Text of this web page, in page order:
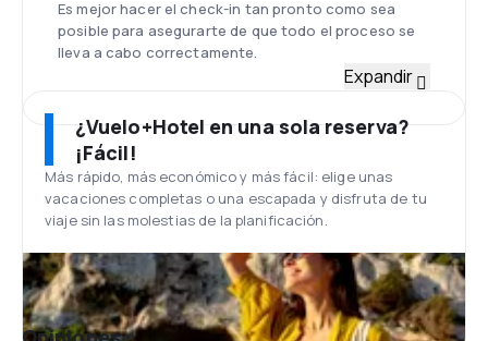
Es mejor hacer el check-in tan pronto como sea
posible para asegurarte de que todo el proceso se
lleva a cabo correctamente.
que tiene único avión de fuselaje ancho. La flota del
estado de portador es de más de 145 tipos de
aviones: Airbus A310-300, A330-200, A340-300,
A340-500, A380, Boeing 777-200, 777-200ER, 777-
200LR, 777-300, 777-300ER, 747. En el 2020, el
operador planea tener más de 450 aviones. La flota
de portaaviones se actualiza constantemente, por
lo que el promedio de edad de las máquinas Emirates
está a menos de 56 meses.
Aeropuerto Internacional de Dubai
Expandir
¿Vuelo+Hotel en una sola reserva?
¡Fácil!
Más rápido, más económico y más fácil: elige unas
vacaciones completas o una escapada y disfruta de tu
viaje sin las molestias de la planificación.